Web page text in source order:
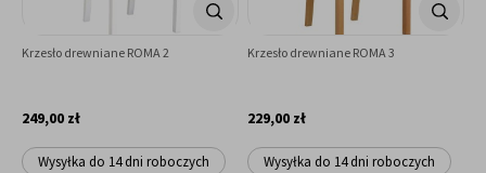
Krzesło drewniane ROMA 2
249,00 zł
Wysyłka do 14 dni roboczych
Krzesło drewniane ROMA 3
229,00 zł
Wysyłka do 14 dni roboczych